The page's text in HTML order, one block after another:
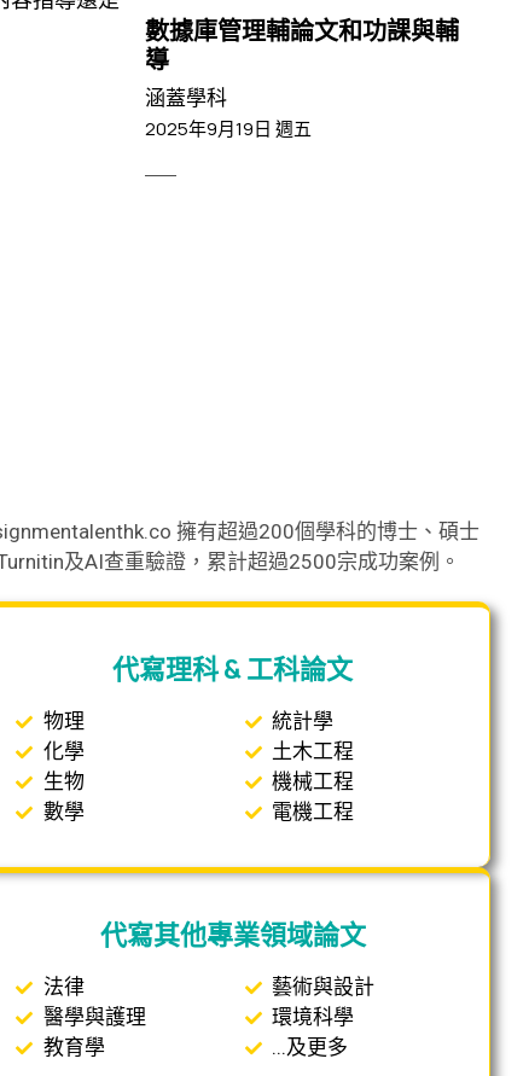
數據庫管理輔論文和功課與輔
導
涵蓋學科
2025年9月19日 週五
擁有超過200個學科的博士、碩士
及AI查重驗證，累計超過2500宗成功案例。
代寫理科 & 工科論文
物理
化學
生物
數學
統計學
土木工程
機械工程
電機工程
代寫其他專業領域論文
法律
醫學與護理
教育學
藝術與設計
環境科學
...及更多